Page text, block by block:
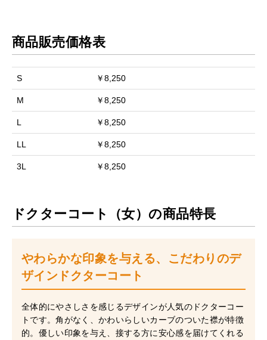
商品販売価格表
S ￥8,250
M ￥8,250
L ￥8,250
LL ￥8,250
3L ￥8,250
ドクターコート（女）の商品特長
やわらかな印象を与える、こだわりのデ
ザインドクターコート
全体的にやさしさを感じるデザインが人気のドクターコー
トです。角がなく、かわいらしいカーブのついた襟が特徴
的。優しい印象を与え、接する方に安心感を届けてくれる